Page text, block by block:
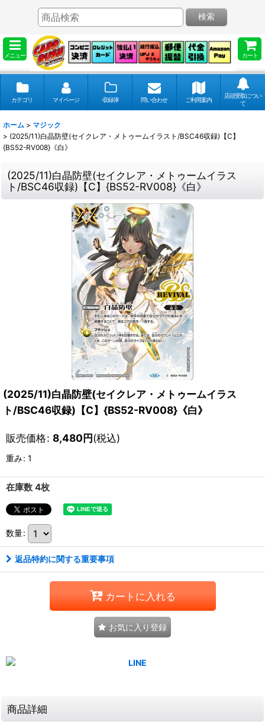
メニュー カート
検索
カテゴリ マイページ 収録弾 問い合わせ ご利用案内
店頭受取につい
て
ホーム > マジック
> (2025/11)白晶防壁(セイクレア・メトゥームイラスト/BSC46収録)【C】
{BS52-RV008}《白》
(2025/11)白晶防壁(セイクレア・メトゥームイラス
ト/BSC46収録)【C】{BS52-RV008}《白》
(2025/11)白晶防壁(セイクレア・メトゥームイラス
ト/BSC46収録)【C】{BS52-RV008}《白》
販売価格: 8,480円(税込)
重み: 1
在庫数 4枚
数量:
返品特約に関する重要事項
カートに入れる
お気に入り登録
商品詳細